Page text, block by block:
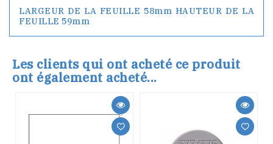
LARGEUR DE LA FEUILLE 58mm HAUTEUR DE LA
FEUILLE 59mm
Les clients qui ont acheté ce produit
ont également acheté...